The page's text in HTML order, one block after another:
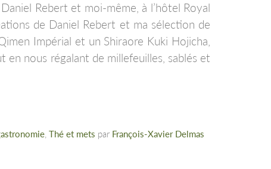
Rebert et moi-même, à l’hôtel Royal
de Daniel Rebert et ma sélection de
Impérial et un Shiraore Kuki Hojicha,
nous régalant de millefeuilles, sablés et
Thé et mets par François-Xavier Delmas